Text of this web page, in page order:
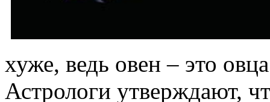
хуже, ведь овен – это
Астрологи утверждают,